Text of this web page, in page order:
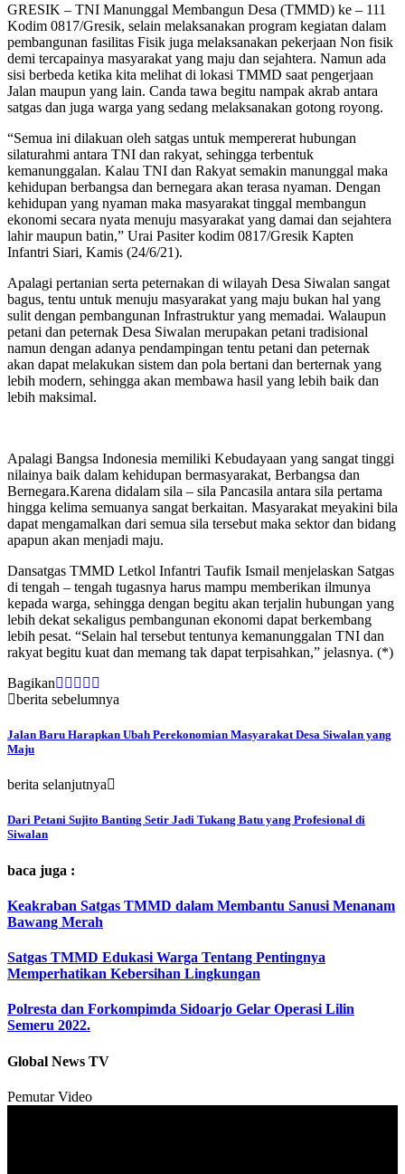
GRESIK – TNI Manunggal Membangun Desa (TMMD) ke – 111
Kodim 0817/Gresik, selain melaksanakan program kegiatan dalam
pembangunan fasilitas Fisik juga melaksanakan pekerjaan Non fisik
demi tercapainya masyarakat yang maju dan sejahtera. Namun ada
sisi berbeda ketika kita melihat di lokasi TMMD saat pengerjaan
Jalan maupun yang lain. Canda tawa begitu nampak akrab antara
satgas dan juga warga yang sedang melaksanakan gotong royong.
“Semua ini dilakuan oleh satgas untuk mempererat hubungan
silaturahmi antara TNI dan rakyat, sehingga terbentuk
kemanunggalan. Kalau TNI dan Rakyat semakin manunggal maka
kehidupan berbangsa dan bernegara akan terasa nyaman. Dengan
kehidupan yang nyaman maka masyarakat tinggal membangun
ekonomi secara nyata menuju masyarakat yang damai dan sejahtera
lahir maupun batin,” Urai Pasiter kodim 0817/Gresik Kapten
Infantri Siari, Kamis (24/6/21).
Apalagi pertanian serta peternakan di wilayah Desa Siwalan sangat
bagus, tentu untuk menuju masyarakat yang maju bukan hal yang
sulit dengan pembangunan Infrastruktur yang memadai. Walaupun
petani dan peternak Desa Siwalan merupakan petani tradisional
namun dengan adanya pendampingan tentu petani dan peternak
akan dapat melakukan sistem dan pola bertani dan berternak yang
lebih modern, sehingga akan membawa hasil yang lebih baik dan
lebih maksimal.
Apalagi Bangsa Indonesia memiliki Kebudayaan yang sangat tinggi
nilainya baik dalam kehidupan bermasyarakat, Berbangsa dan
Bernegara.Karena didalam sila – sila Pancasila antara sila pertama
hingga kelima semuanya sangat berkaitan. Masyarakat meyakini bila
dapat mengamalkan dari semua sila tersebut maka sektor dan bidang
apapun akan menjadi maju.
Dansatgas TMMD Letkol Infantri Taufik Ismail menjelaskan Satgas
di tengah – tengah tugasnya harus mampu memberikan ilmunya
kepada warga, sehingga dengan begitu akan terjalin hubungan yang
lebih dekat sekaligus pembangunan ekonomi dapat berkembang
lebih pesat. “Selain hal tersebut tentunya kemanunggalan TNI dan
rakyat begitu kuat dan memang tak dapat terpisahkan,” jelasnya. (*)
Bagikan
berita sebelumnya
Jalan Baru Harapkan Ubah Perekonomian Masyarakat Desa Siwalan yang
Maju
berita selanjutnya
Dari Petani Sujito Banting Setir Jadi Tukang Batu yang Profesional di
Siwalan
baca juga :
Keakraban Satgas TMMD dalam Membantu Sanusi Menanam
Bawang Merah
Satgas TMMD Edukasi Warga Tentang Pentingnya
Memperhatikan Kebersihan Lingkungan
Polresta dan Forkompimda Sidoarjo Gelar Operasi Lilin
Semeru 2022.
Global News TV
Pemutar Video